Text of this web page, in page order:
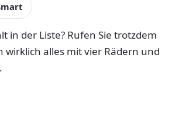
in der Liste? Rufen Sie trotzdem
wirklich alles mit vier Rädern und